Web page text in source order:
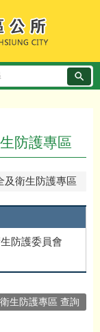
搜
尋
防護專區
及衛生防護專區
防護委員會
生防護專區 查詢